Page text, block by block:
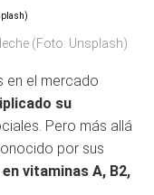
(Foto: Unsplash)
en el mercado
su
Pero más allá
por sus
vitaminas A, B2,